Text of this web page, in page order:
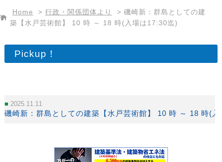
Home > 行政・関係団体より > 磯崎新：群島としての建
築【水戸芸術館】 10 時 ～ 18 時(入場は17:30迄)
Pickup！
2025.11.11
磯崎新：群島としての建築【水戸芸術館】 10 時 ～ 18 時(